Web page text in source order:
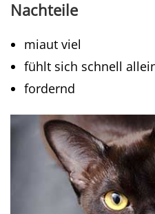
Nachteile
miaut viel
fühlt sich schnell
fordernd